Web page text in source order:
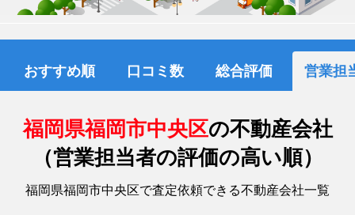
おすすめ順 口コミ数 総合評価 営業担
福岡県福岡市中央区の不動産会社
（営業担当者の評価の高い順）
福岡県福岡市中央区で査定依頼できる不動産会社一覧